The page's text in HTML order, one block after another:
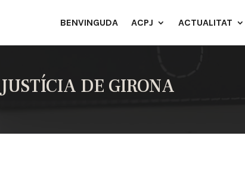
BENVINGUDA ACPJ ACTUALITAT
DE GIRONA